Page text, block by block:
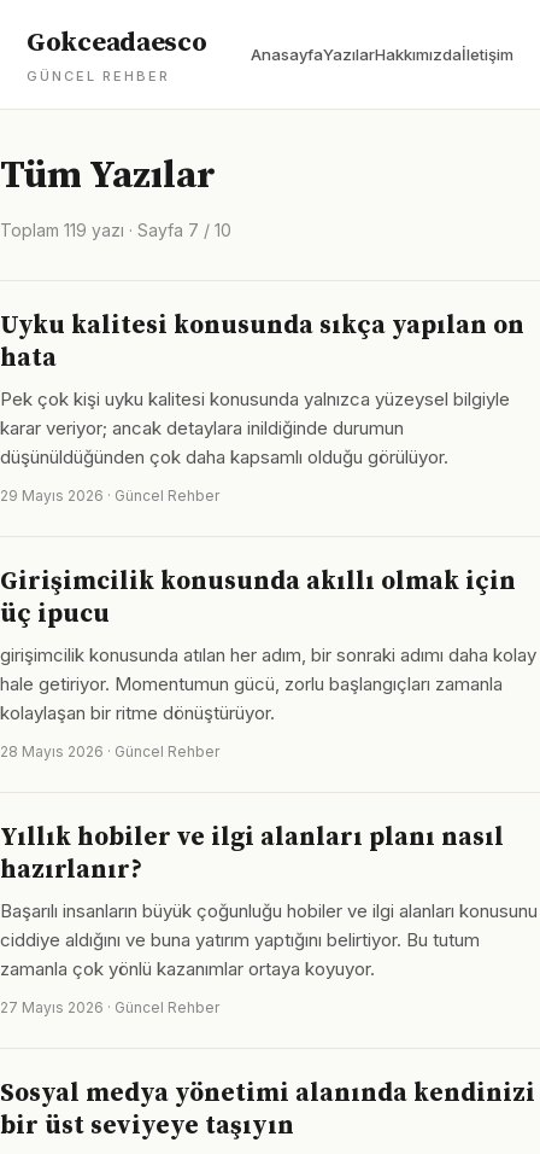
Gokceadaesco
GÜNCEL REHBER
AnasayfaYazılarHakkımızdaİletişim
Tüm Yazılar
Toplam 119 yazı · Sayfa 7 / 10
Uyku kalitesi konusunda sıkça yapılan on
hata
Pek çok kişi uyku kalitesi konusunda yalnızca yüzeysel bilgiyle
karar veriyor; ancak detaylara inildiğinde durumun
düşünüldüğünden çok daha kapsamlı olduğu görülüyor.
29 Mayıs 2026 · Güncel Rehber
Girişimcilik konusunda akıllı olmak için
üç ipucu
girişimcilik konusunda atılan her adım, bir sonraki adımı daha kolay
hale getiriyor. Momentumun gücü, zorlu başlangıçları zamanla
kolaylaşan bir ritme dönüştürüyor.
28 Mayıs 2026 · Güncel Rehber
Yıllık hobiler ve ilgi alanları planı nasıl
hazırlanır?
Başarılı insanların büyük çoğunluğu hobiler ve ilgi alanları konusunu
ciddiye aldığını ve buna yatırım yaptığını belirtiyor. Bu tutum
zamanla çok yönlü kazanımlar ortaya koyuyor.
27 Mayıs 2026 · Güncel Rehber
Sosyal medya yönetimi alanında kendinizi
bir üst seviyeye taşıyın